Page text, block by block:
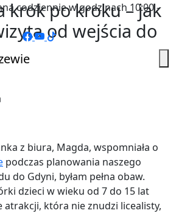
codziennie w godzinach 10:00 -
krok po kroku – jak
od wejścia do
z biura, Magda, wspomniała o
podczas planowania naszego
do Gdyni, byłam pełna obaw.
dzieci w wieku od 7 do 15 lat
atrakcji, która nie znudzi licealisty,